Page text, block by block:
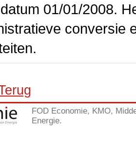
01/01/2008.
conversie
FOD Economie, KMO,
Energie.